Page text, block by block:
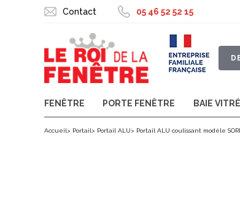
Contact 05 46 52 52 15
FENÊTRE PORTE FENÊTRE BAIE
Accueil Portail Portail ALU Portail ALU coulissant modèle